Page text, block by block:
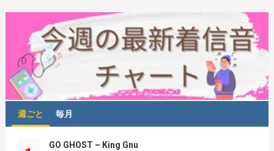
週ごと 毎月
GO GHOST – King Gnu